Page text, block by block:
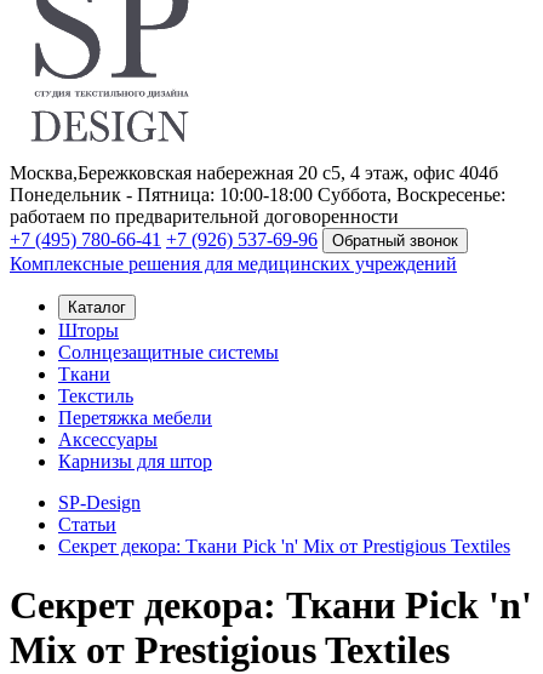
Москва,Бережковская набережная 20 с5, 4 этаж, офис 404б
Понедельник - Пятница: 10:00-18:00 Суббота, Воскресенье:
работаем по предварительной договоренности
+7 (495) 780-66-41 +7 (926) 537-69-96 Обратный звонок
Комплексные решения для медицинских учреждений
Каталог
Шторы
Солнцезащитные системы
Ткани
Текстиль
Перетяжка мебели
Аксессуары
Карнизы для штор
SP-Design
Статьи
Секрет декора: Ткани Pick 'n' Mix от Prestigious Textiles
Секрет декора: Ткани Pick 'n'
Mix от Prestigious Textiles